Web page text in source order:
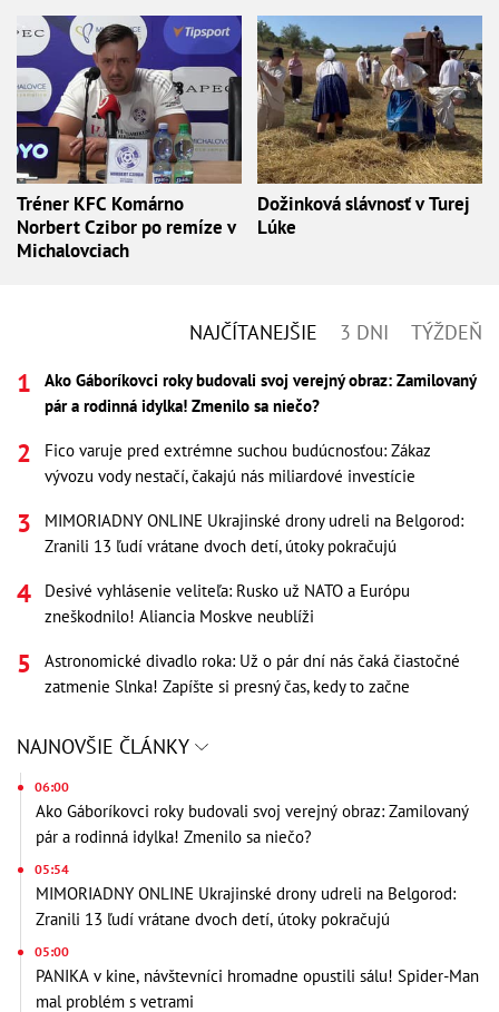
Tréner KFC Komárno
Norbert Czibor po remíze v
Michalovciach
Dožinková slávnosť v Turej
Lúke
NAJČÍTANEJŠIE 3 DNI TÝŽDEŇ
Ako Gáboríkovci roky budovali svoj verejný obraz: Zamilovaný
pár a rodinná idylka! Zmenilo sa niečo?
Fico varuje pred extrémne suchou budúcnosťou: Zákaz
vývozu vody nestačí, čakajú nás miliardové investície
MIMORIADNY ONLINE Ukrajinské drony udreli na Belgorod:
Zranili 13 ľudí vrátane dvoch detí, útoky pokračujú
Desivé vyhlásenie veliteľa: Rusko už NATO a Európu
zneškodnilo! Aliancia Moskve neublíži
Astronomické divadlo roka: Už o pár dní nás čaká čiastočné
zatmenie Slnka! Zapíšte si presný čas, kedy to začne
NAJNOVŠIE ČLÁNKY
06:00
Ako Gáboríkovci roky budovali svoj verejný obraz: Zamilovaný
pár a rodinná idylka! Zmenilo sa niečo?
05:54
MIMORIADNY ONLINE Ukrajinské drony udreli na Belgorod:
Zranili 13 ľudí vrátane dvoch detí, útoky pokračujú
05:00
PANIKA v kine, návštevníci hromadne opustili sálu! Spider-Man
mal problém s vetrami